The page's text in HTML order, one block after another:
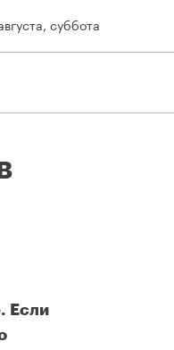
суббота
Если